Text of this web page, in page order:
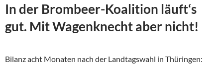
In der Brombeer-Koalition läuft‘s
gut. Mit Wagenknecht aber nicht!
Bilanz acht Monaten nach der Landtagswahl in Thüringen: